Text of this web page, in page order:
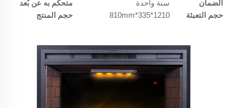
الضمان
سنة واحدة
متحكم به عن بُعد
حجم التعبئة
1210*335*810mm حجم المنتج